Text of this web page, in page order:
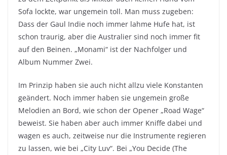
Sofa lockte, war ungemein toll. Man muss zugeben:
Dass der Gaul Indie noch immer lahme Hufe hat, ist
schon traurig, aber die Australier sind noch immer fit
auf den Beinen. „Monami“ ist der Nachfolger und
Album Nummer Zwei.
Im Prinzip haben sie auch nicht allzu viele Konstanten
geändert. Noch immer haben sie ungemein große
Melodien an Bord, wie schon der Opener „Road Wage“
beweist. Sie haben aber auch immer Kniffe dabei und
wagen es auch, zeitweise nur die Instrumente regieren
zu lassen, wie bei „City Luv“. Bei „You Decide (The